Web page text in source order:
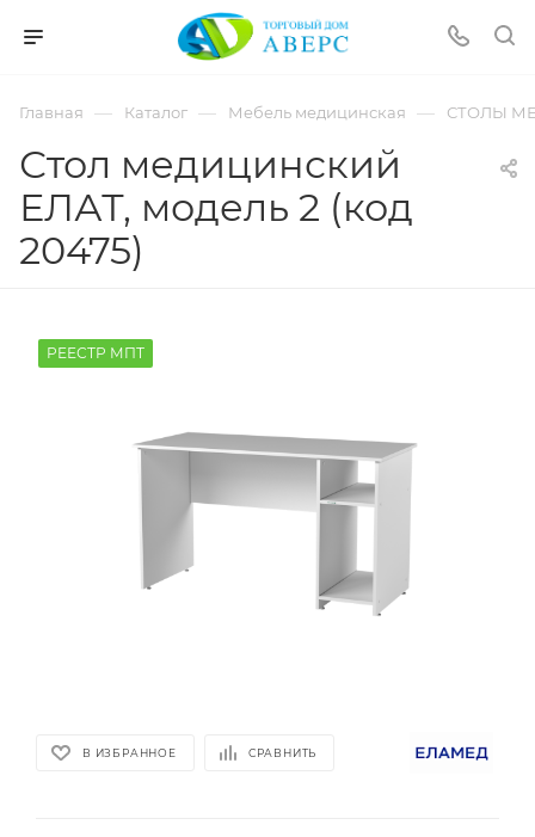
Главная — Каталог — Мебель медицинская — СТОЛЫ
Стол медицинский
ЕЛАТ, модель 2 (код
20475)
РЕЕСТР МПТ
В ИЗБРАННОЕ СРАВНИТЬ
pornspider.info
xnxx